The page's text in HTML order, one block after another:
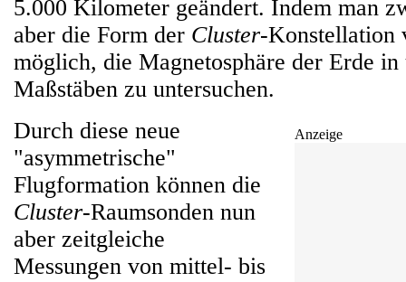
5.000 Kilometer geändert. Indem man
aber die Form der Cluster-Konstellation
möglich, die Magnetosphäre der Erde
Maßstäben zu untersuchen.
Anzeige
Durch diese neue
"asymmetrische"
Flugformation können die
Cluster-Raumsonden nun
aber zeitgleiche
Messungen von mittel- bis